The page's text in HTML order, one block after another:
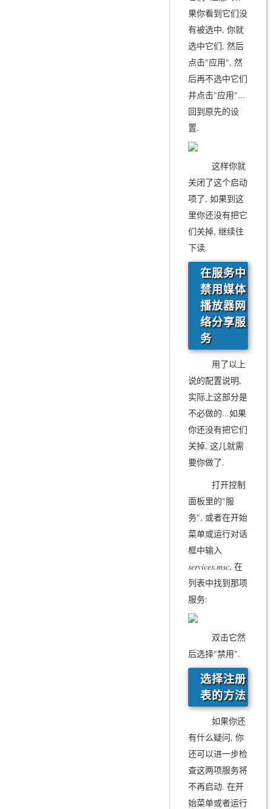
果你看到它们没
有被选中, 你就
选中它们, 然后
点击"应用", 然
后再不选中它们
并点击"应用"...
回到原先的设
置.
这样你就
关闭了这个启动
项了, 如果到这
里你还没有把它
们关掉, 继续往
下读.
在服务中
禁用媒体
播放器网
络分享服
务
用了以上
说的配置说明,
实际上这部分是
不必做的...如果
你还没有把它们
关掉, 这儿就需
要你做了.
打开控制
面板里的"服
务", 或者在开始
菜单或运行对话
框中输入
services.msc, 在
列表中找到那项
服务:
双击它然
后选择"禁用".
选择注册
表的方法
如果你还
有什么疑问, 你
还可以进一步检
查这两项服务将
不再启动. 在开
始菜单或者运行